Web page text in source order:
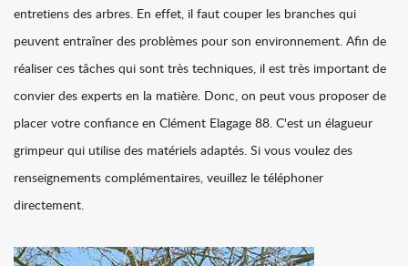
entretiens des arbres. En effet, il faut couper les branches qui
peuvent entraîner des problèmes pour son environnement. Afin de
réaliser ces tâches qui sont très techniques, il est très important de
convier des experts en la matière. Donc, on peut vous proposer de
placer votre confiance en Clément Elagage 88. C'est un élagueur
grimpeur qui utilise des matériels adaptés. Si vous voulez des
renseignements complémentaires, veuillez le téléphoner
directement.